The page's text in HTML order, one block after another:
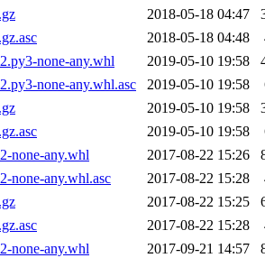
2018-05-18 04:47
2018-05-18 04:48
none-any.whl
2019-05-10 19:58
none-any.whl.asc
2019-05-10 19:58
2019-05-10 19:58
2019-05-10 19:58
none-any.whl
2017-08-22 15:26
none-any.whl.asc
2017-08-22 15:28
2017-08-22 15:25
2017-08-22 15:28
none-any.whl
2017-09-21 14:57